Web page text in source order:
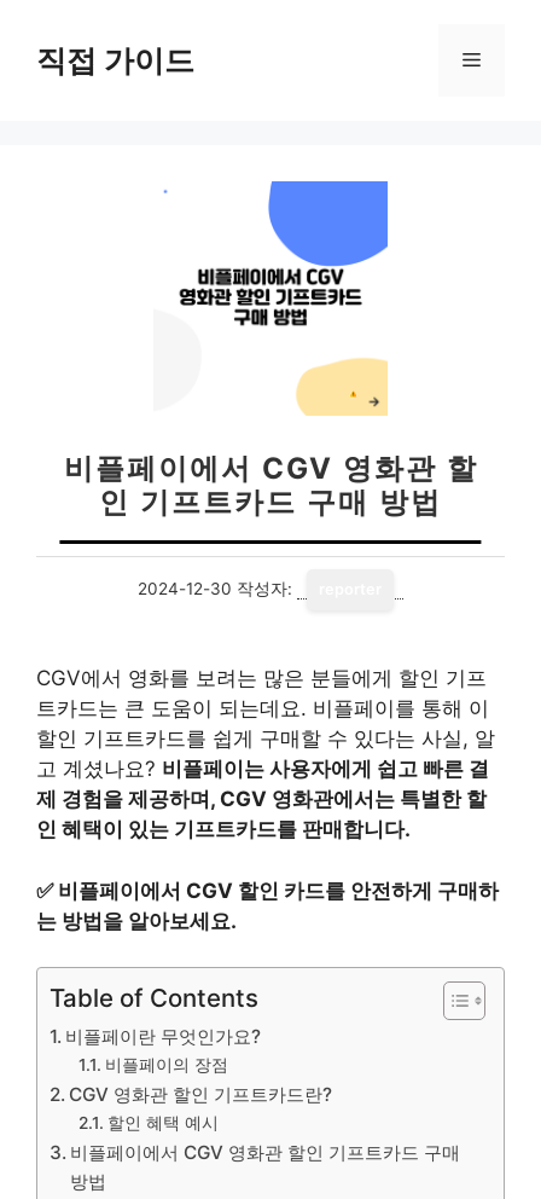
직접 가이드 메
비플페이에서 CGV 영화관 할
인 기프트카드 구매 방법
2024-12-30 작성자:
CGV에서 영화를 보려는 많은 분들에게 할인 기프
트카드는 큰 도움이 되는데요. 비플페이를 통해 이
할인 기프트카드를 쉽게 구매할 수 있다는 사실, 알
고 계셨나요? 비플페이는 사용자에게 쉽고 빠른 결
제 경험을 제공하며, CGV 영화관에서는 특별한 할
인 혜택이 있는 기프트카드를 판매합니다.
✅ 비플페이에서 CGV 할인 카드를 안전하게 구매하
는 방법을 알아보세요.
Table of Contents
비플페이란 무엇인가요?
비플페이의 장점
CGV 영화관 할인 기프트카드란?
할인 혜택 예시
비플페이에서 CGV 영화관 할인 기프트카드 구매
방법